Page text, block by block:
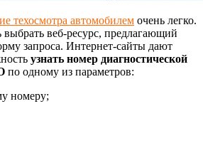
техосмотра автомобилем очень легко.
веб-ресурс, предлагающий
запроса. Интернет-сайты дают
узнать номер диагностической
по одному из параметров:
номеру;